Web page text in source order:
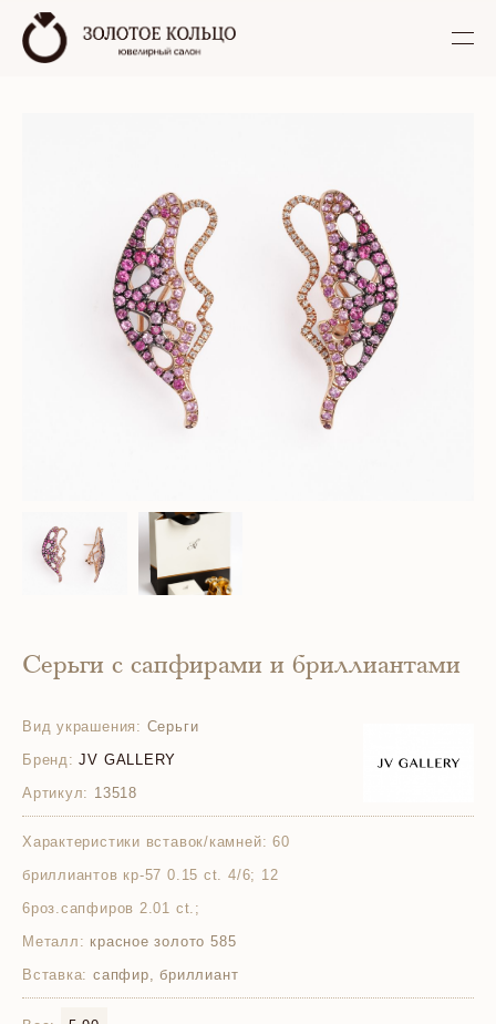
Серьги с сапфирами и бриллиантами
Вид украшения: Серьги
Бренд: JV GALLERY
Артикул: 13518
Характеристики вставок/камней: 60
бриллиантов кр-57 0.15 ct. 4/6; 12
6роз.сапфиров 2.01 ct.;
Металл: красное золото 585
Вставка: сапфир, бриллиант